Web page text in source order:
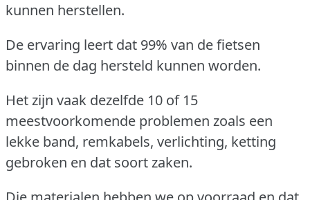
kunnen herstellen.
De ervaring leert dat 99% van de fietsen
binnen de dag hersteld kunnen worden.
Het zijn vaak dezelfde 10 of 15
meestvoorkomende problemen zoals een
lekke band, remkabels, verlichting, ketting
gebroken en dat soort zaken.